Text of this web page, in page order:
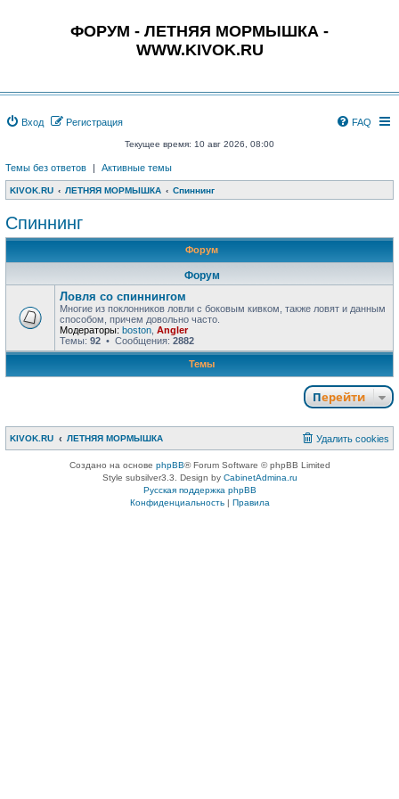
ФОРУМ - ЛЕТНЯЯ МОРМЫШКА -
WWW.KIVOK.RU
Вход Регистрация FAQ
Текущее время: 10 авг 2026, 08:00
Темы без ответов | Активные темы
KIVOK.RU ЛЕТНЯЯ МОРМЫШКА Спиннинг
Спиннинг
Форум
Форум
Ловля со спиннингом
Многие из поклонников ловли с боковым кивком, также ловят и данным
способом, причем довольно часто.
Модераторы: boston Angler
Темы: 92 • Сообщения: 2882
Темы
Перейти
KIVOK.RU ЛЕТНЯЯ МОРМЫШКА Удалить cookies
Создано на основе phpBB® Forum Software © phpBB Limited
Style subsilver3.3. Design by CabinetAdmina.ru
Русская поддержка phpBB
Конфиденциальность| Правила